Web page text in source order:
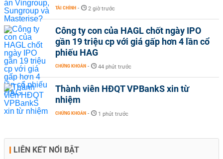
TÀI CHÍNH - 2 giờ trước
Công ty con của HAGL chốt ngày IPO
gần 19 triệu cp với giá gấp hơn 4 lần cổ
phiếu HAG
CHỨNG KHOÁN - 44 phút trước
Thành viên HĐQT VPBankS xin từ
nhiệm
CHỨNG KHOÁN - 1 phút trước
LIÊN KẾT NỔI BẬT